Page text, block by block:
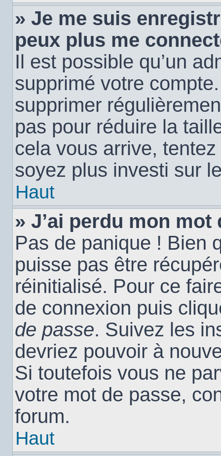
» Je me suis
peux plus me
Il est possible qu’un
supprimé votre
supprimer
pas pour réduire la
cela vous arrive,
soyez plus investi sur
Haut
» J’ai perdu mon mot
Pas de panique ! Bien
puisse pas être
réinitialisé. Pour ce
de connexion puis
de passe. Suivez les
devriez pouvoir à
Si toutefois vous ne
votre mot de passe,
forum.
Haut